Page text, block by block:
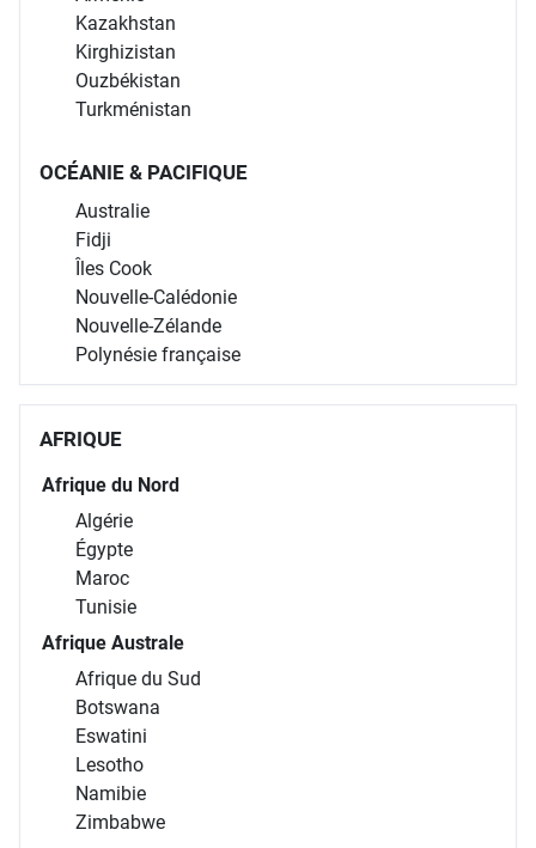
Kazakhstan
Kirghizistan
Ouzbékistan
Turkménistan
OCÉANIE & PACIFIQUE
Australie
Fidji
Îles Cook
Nouvelle-Calédonie
Nouvelle-Zélande
Polynésie française
AFRIQUE
Afrique du Nord
Algérie
Égypte
Maroc
Tunisie
Afrique Australe
Afrique du Sud
Botswana
Eswatini
Lesotho
Namibie
Zimbabwe